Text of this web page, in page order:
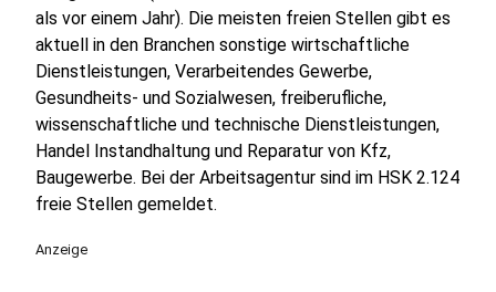
als vor einem Jahr). Die meisten freien Stellen gibt es
aktuell in den Branchen sonstige wirtschaftliche
Dienstleistungen, Verarbeitendes Gewerbe,
Gesundheits- und Sozialwesen, freiberufliche,
wissenschaftliche und technische Dienstleistungen,
Handel Instandhaltung und Reparatur von Kfz,
Baugewerbe. Bei der Arbeitsagentur sind im HSK 2.124
freie Stellen gemeldet.
Anzeige